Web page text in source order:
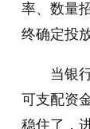
率、数量
终确定投
当银
可支配资
稳住了，